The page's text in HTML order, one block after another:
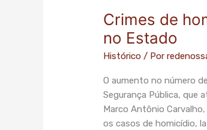
Crimes de
no Estado
Histórico / Por
O aumento no número
Segurança Pública, que
Marco Antônio
os casos de homicídio,
Crimes
homicídio
e
alta